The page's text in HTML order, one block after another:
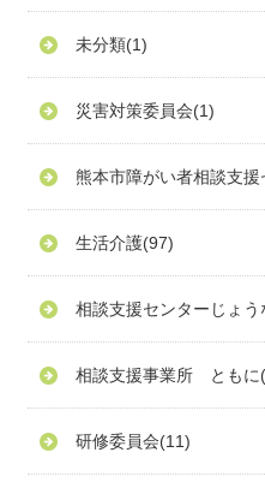
未分類(1)
災害対策委員会(1)
熊本市障がい者相談支援
生活介護(97)
相談支援センターじょう
相談支援事業所 ともに
研修委員会(11)